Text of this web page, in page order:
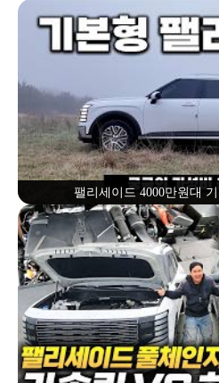
팰리세이드 4000만원대